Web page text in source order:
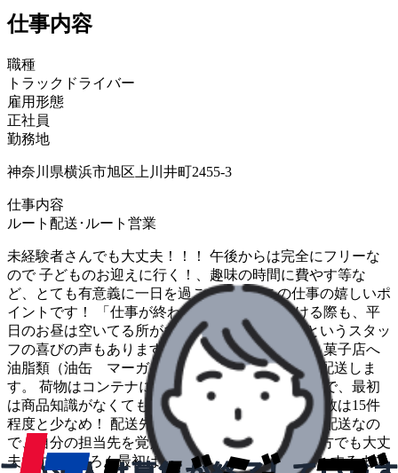
仕事内容
職種
トラックドライバー
雇用形態
正社員
勤務地
神奈川県横浜市旭区上川井町2455-3
仕事内容
ルート配送･ルート営業
未経験者さんでも大丈夫！！！ 午後からは完全にフリーな
ので 子どものお迎えに行く！、趣味の時間に費やす等な
ど、とても有意義に一日を過ごせるのがこの仕事の嬉しいポ
イントです！ 「仕事が終わって買い物に出かける際も、平
日のお昼は空いてる所が多いので快適です！」というスタッ
フの喜びの声もあります！ 神奈川県内の製パン 菓子店へ
油脂類（油缶 マーガリン）や小麦粉等の食材を配送しま
す。 荷物はコンテナに仕分け済みとなっているので、最初
は商品知識がなくても大丈夫です！ 一日の配送件数は15件
程度と少なめ！ 配送先は決まった所を回るルート配送なの
で、自分の担当先を覚えてしまえば、道が苦手な方でも大丈
夫です♪ もちろん最初は同乗研修があり、独り立ちするまで